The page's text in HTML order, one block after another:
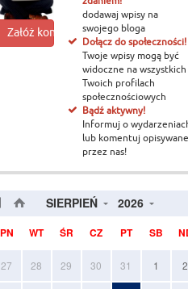
Załóż konto
dodawaj wpisy na
swojego bloga
Dołącz do społeczności!
Twoje wpisy mogą być
widoczne na wszystkich
Twoich profilach
społecznościowych
Bądź aktywny!
Informuj o
lub komentuj opisywane
przez nas!
SIERPIEŃ 2026
PN WT ŚR CZ PT SB
27 28 29 30 31 1 2